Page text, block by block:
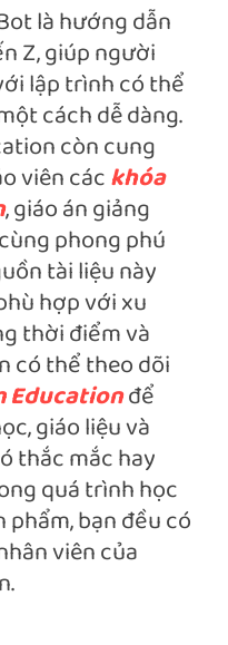
là hướng dẫn
Z, giúp người
lập trình có thể
cách dễ dàng.
còn cung
viên cáckhóa
, giáo án giảng
phong phú
tài liệu này
hợp với xu
thời điểm và
có thể theo dõi
Educationđể
giáo liệu và
thắc mắc hay
quá trình học
bạn đều có
viên của